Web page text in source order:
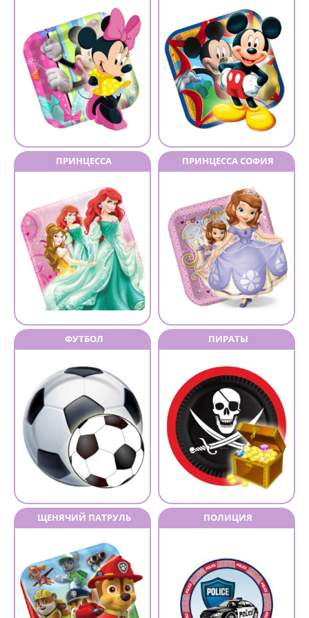
ПРИНЦЕССА ПРИНЦЕССА СОФИЯ
ФУТБОЛ ПИРАТЫ
ЩЕНЯЧИЙ ПАТРУЛЬ ПОЛИЦИЯ